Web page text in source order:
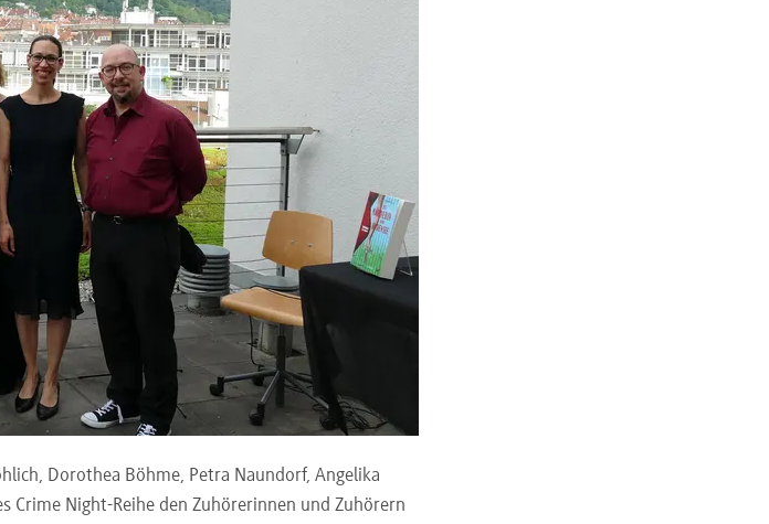
Dorothea Böhme, Petra Naundorf, Angelika
Crime Night-Reihe den Zuhörerinnen und Zuhörern